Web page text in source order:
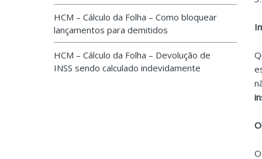
HCM – Cálculo da Folha – Como bloquear
lançamentos para demitidos
HCM – Cálculo da Folha – Devolução de
INSS sendo calculado indevidamente